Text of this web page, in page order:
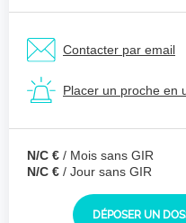
Joindre des
dessin, photo
Contacter par email
Placer un proche en
N/C € / Mois sans GIR
N/C € / Jour sans GIR
DÉPOSER UN